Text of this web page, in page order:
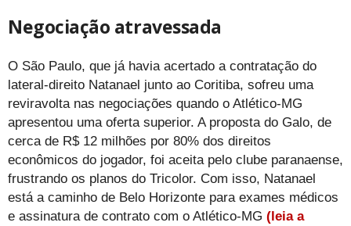
Negociação atravessada
O São Paulo, que já havia acertado a contratação do
lateral-direito Natanael junto ao Coritiba, sofreu uma
reviravolta nas negociações quando o Atlético-MG
apresentou uma oferta superior. A proposta do Galo, de
cerca de R$ 12 milhões por 80% dos direitos
econômicos do jogador, foi aceita pelo clube paranaense,
frustrando os planos do Tricolor. Com isso, Natanael
está a caminho de Belo Horizonte para exames médicos
e assinatura de contrato com o Atlético-MG (leia a